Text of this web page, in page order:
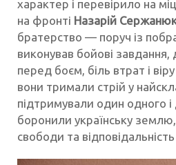
характер і перевірило на
на фронті Назарій
братерство — поруч із
виконував бойові
перед боєм, біль втрат і
вони тримали стрій у
підтримували один одного і
боронили українську
свободи та